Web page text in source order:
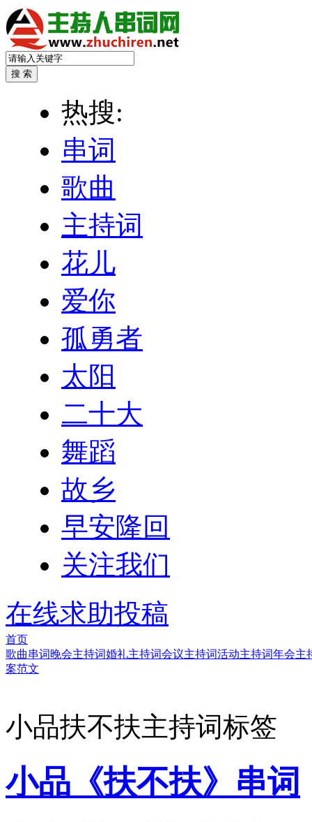
热搜:
串词
歌曲
主持词
花儿
爱你
孤勇者
太阳
二十大
舞蹈
故乡
早安隆回
关注我们
在线求助投稿
首页
歌曲串词晚会主持词婚礼主持词会议主持词活动主持词年会主
案范文
小品扶不扶主持词标签
小品《扶不扶》串词